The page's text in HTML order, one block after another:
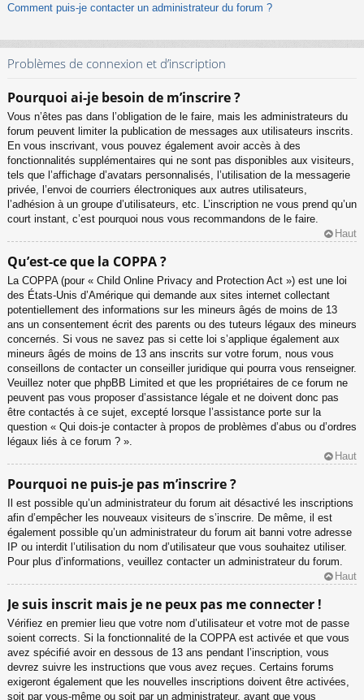
Comment puis-je contacter un administrateur du forum ?
Problèmes de connexion et d’inscription
Pourquoi ai-je besoin de m’inscrire ?
Vous n’êtes pas dans l’obligation de le faire, mais les administrateurs du
forum peuvent limiter la publication de messages aux utilisateurs inscrits.
En vous inscrivant, vous pouvez également avoir accès à des
fonctionnalités supplémentaires qui ne sont pas disponibles aux visiteurs,
tels que l’affichage d’avatars personnalisés, l’utilisation de la messagerie
privée, l’envoi de courriers électroniques aux autres utilisateurs,
l’adhésion à un groupe d’utilisateurs, etc. L’inscription ne vous prend qu’un
court instant, c’est pourquoi nous vous recommandons de le faire.
Haut
Qu’est-ce que la COPPA ?
La COPPA (pour « Child Online Privacy and Protection Act ») est une loi
des États-Unis d’Amérique qui demande aux sites internet collectant
potentiellement des informations sur les mineurs âgés de moins de 13
ans un consentement écrit des parents ou des tuteurs légaux des mineurs
concernés. Si vous ne savez pas si cette loi s’applique également aux
mineurs âgés de moins de 13 ans inscrits sur votre forum, nous vous
conseillons de contacter un conseiller juridique qui pourra vous renseigner.
Veuillez noter que phpBB Limited et que les propriétaires de ce forum ne
peuvent pas vous proposer d’assistance légale et ne doivent donc pas
être contactés à ce sujet, excepté lorsque l’assistance porte sur la
question « Qui dois-je contacter à propos de problèmes d’abus ou d’ordres
légaux liés à ce forum ? ».
Haut
Pourquoi ne puis-je pas m’inscrire ?
Il est possible qu’un administrateur du forum ait désactivé les inscriptions
afin d’empêcher les nouveaux visiteurs de s’inscrire. De même, il est
également possible qu’un administrateur du forum ait banni votre adresse
IP ou interdit l’utilisation du nom d’utilisateur que vous souhaitez utiliser.
Pour plus d’informations, veuillez contacter un administrateur du forum.
Haut
Je suis inscrit mais je ne peux pas me connecter !
Vérifiez en premier lieu que votre nom d’utilisateur et votre mot de passe
soient corrects. Si la fonctionnalité de la COPPA est activée et que vous
avez spécifié avoir en dessous de 13 ans pendant l’inscription, vous
devrez suivre les instructions que vous avez reçues. Certains forums
exigeront également que les nouvelles inscriptions doivent être activées,
soit par vous-même ou soit par un administrateur, avant que vous